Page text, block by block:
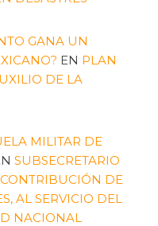
GANA UN
EN PLAN
DE LA
MILITAR DE
SUBSECRETARIO
DE
AL SERVICIO DEL
NACIONAL